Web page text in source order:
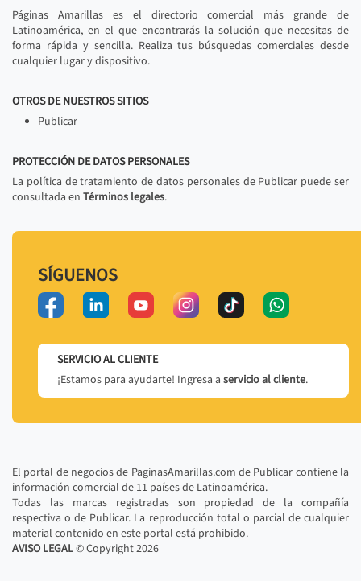
Páginas Amarillas es el directorio comercial más grande de
Latinoamérica, en el que encontrarás la solución que necesitas de
forma rápida y sencilla. Realiza tus búsquedas comerciales desde
cualquier lugar y dispositivo.
OTROS DE NUESTROS SITIOS
Publicar
PROTECCIÓN DE DATOS PERSONALES
La política de tratamiento de datos personales de Publicar puede ser
consultada en Términos legales.
SÍGUENOS
SERVICIO AL CLIENTE
¡Estamos para ayudarte! Ingresa a servicio al cliente.
El portal de negocios de PaginasAmarillas.com de Publicar contiene la
información comercial de 11 países de Latinoamérica.
Todas las marcas registradas son propiedad de la compañía
respectiva o de Publicar. La reproducción total o parcial de cualquier
material contenido en este portal está prohibido.
AVISO LEGAL© Copyright2026